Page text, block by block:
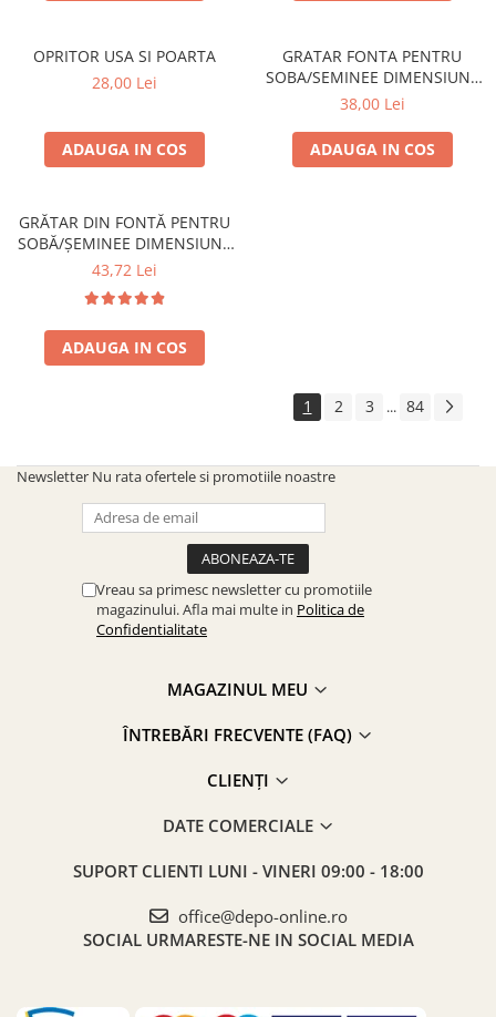
OPRITOR USA SI POARTA
28,00 Lei
ADAUGA IN COS
GRATAR FONTA PENTRU
SOBA/SEMINEE DIMENSIUNE
250x170 mm
38,00 Lei
ADAUGA IN COS
GRĂTAR DIN FONTĂ PENTRU
SOBĂ/ȘEMINEE DIMENSIUNE
300 mm x 200 mm
43,72 Lei
ADAUGA IN COS
1 2 3 ... 84
Newsletter Nu rata ofertele si promotiile noastre
Vreau sa primesc newsletter cu promotiile
magazinului. Afla mai multe in Politica de
Confidentialitate
MAGAZINUL MEU
ÎNTREBĂRI FRECVENTE (FAQ)
CLIENȚI
DATE COMERCIALE
SUPORT CLIENTI LUNI - VINERI 09:00 - 18:00
office@depo-online.ro
SOCIAL URMARESTE-NE IN SOCIAL MEDIA